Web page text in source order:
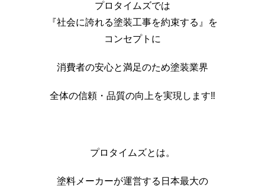
プロタイムズでは
『社会に誇れる塗装工事を約束する』を
コンセプトに
消費者の安心と満足のため塗装業界
全体の信頼・品質の向上を実現します‼️
プロタイムズとは。
塗料メーカーが運営する日本最大の